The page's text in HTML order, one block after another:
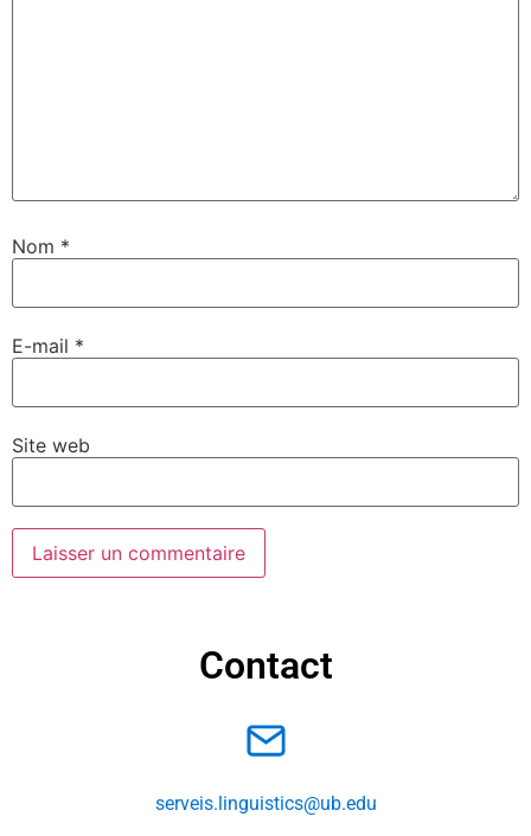
Nom *
E-mail *
Site web
Contact
serveis.linguistics@ub.edu